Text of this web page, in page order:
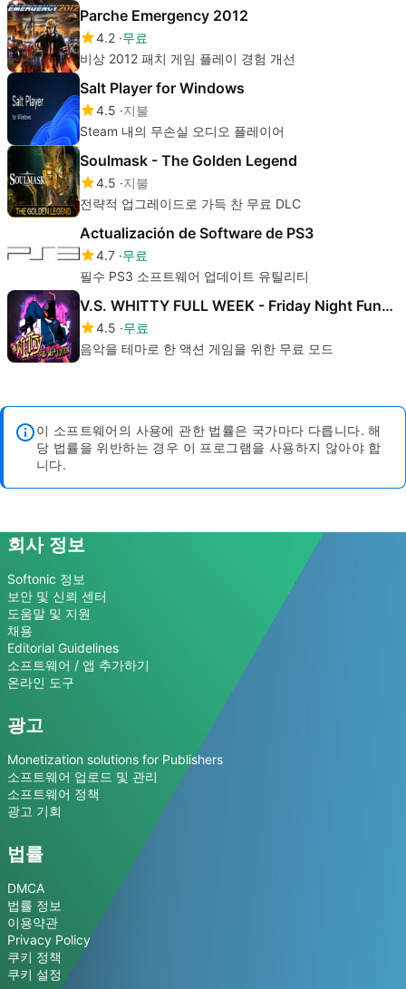
Parche Emergency 2012
4.2 무료
비상 2012 패치 게임 플레이 경험 개선
Salt Player for Windows
4.5 지불
Steam 내의 무손실 오디오 플레이어
Soulmask - The Golden Legend
4.5 지불
전략적 업그레이드로 가득 찬 무료 DLC
Actualización de Software de PS3
4.7 무료
필수 PS3 소프트웨어 업데이트 유틸리티
V.S. WHITTY FULL WEEK - Friday Night Funkin Mod
4.5 무료
음악을 테마로 한 액션 게임을 위한 무료 모드
이 소프트웨어의 사용에 관한 법률은 국가마다 다릅니다. 해
당 법률을 위반하는 경우 이 프로그램을 사용하지 않아야 합
니다.
회사 정보
Softonic 정보
보안 및 신뢰 센터
도움말 및 지원
채용
Editorial Guidelines
소프트웨어 / 앱 추가하기
온라인 도구
광고
Monetization solutions for Publishers
소프트웨어 업로드 및 관리
소프트웨어 정책
광고 기회
법률
DMCA
법률 정보
이용약관
Privacy Policy
쿠키 정책
쿠키 설정